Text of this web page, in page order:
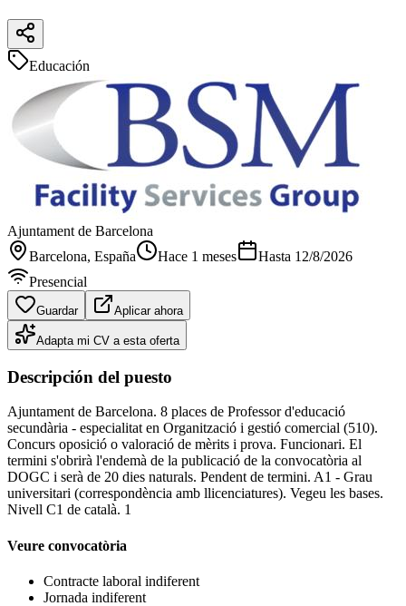
Educación
Ajuntament de Barcelona
Barcelona, España Hace 1 meses Hasta 12/8/2026
Presencial
Guardar Aplicar ahora
Adapta mi CV a esta oferta
Descripción del puesto
Ajuntament de Barcelona. 8 places de Professor d'educació
secundària - especialitat en Organització i gestió comercial (510).
Concurs oposició o valoració de mèrits i prova. Funcionari. El
termini s'obrirà l'endemà de la publicació de la convocatòria al
DOGC i serà de 20 dies naturals. Pendent de termini. A1 - Grau
universitari (correspondència amb llicenciatures). Vegeu les bases.
Nivell C1 de català. 1
Veure convocatòria
Contracte laboral indiferent
Jornada indiferent